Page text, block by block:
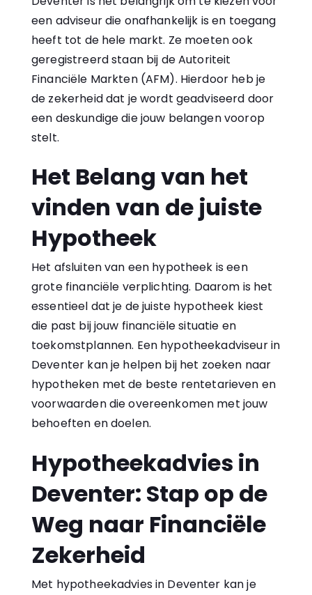
een adviseur die onafhankelijk is en toegang
heeft tot de hele markt. Ze moeten ook
geregistreerd staan bij de Autoriteit
Financiële Markten (AFM). Hierdoor heb je
de zekerheid dat je wordt geadviseerd door
een deskundige die jouw belangen voorop
stelt.
Het Belang van het
vinden van de juiste
Hypotheek
Het afsluiten van een hypotheek is een
grote financiële verplichting. Daarom is het
essentieel dat je de juiste hypotheek kiest
die past bij jouw financiële situatie en
toekomstplannen. Een hypotheekadviseur in
Deventer kan je helpen bij het zoeken naar
hypotheken met de beste rentetarieven en
voorwaarden die overeenkomen met jouw
behoeften en doelen.
Hypotheekadvies in
Deventer: Stap op de
Weg naar Financiële
Zekerheid
Met hypotheekadvies in Deventer kan je